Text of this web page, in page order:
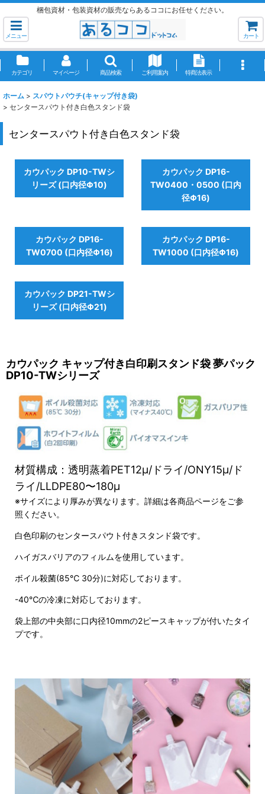
梱包資材・包装資材の販売ならあるココにお任せください。
メニュー カート
カテゴリ マイページ 商品検索 ご利用案内 特商法表示
ホーム > スパウトパウチ(キャップ付き袋)
> センタースパウト付き白色スタンド袋
センタースパウト付き白色スタンド袋
カウパック DP10-TWシ
リーズ (口内径Φ10)
カウパック DP16-
TW0400・0500 (口内
径Φ16)
カウパック DP16-
TW0700 (口内径Φ16)
カウパック DP16-
TW1000 (口内径Φ16)
カウパック DP21-TWシ
リーズ (口内径Φ21)
カウパック キャップ付き白印刷スタンド袋 夢パック
DP10-TWシリーズ
材質構成：透明蒸着PET12μ/ドライ/ONY15μ/ド
ライ/LLDPE80〜180μ
※サイズにより厚みが異なります。詳細は各商品ページをご参
照ください。
白色印刷のセンタースパウト付きスタンド袋です。
ハイガスバリアのフィルムを使用しています。
ボイル殺菌(85℃ 30分)に対応しております。
-40℃の冷凍に対応しております。
袋上部の中央部に口内径10mmの2ピースキャップが付いたタイ
プです。